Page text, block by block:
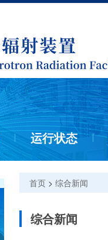
运行状态
首页 > 综合新闻
综合新闻